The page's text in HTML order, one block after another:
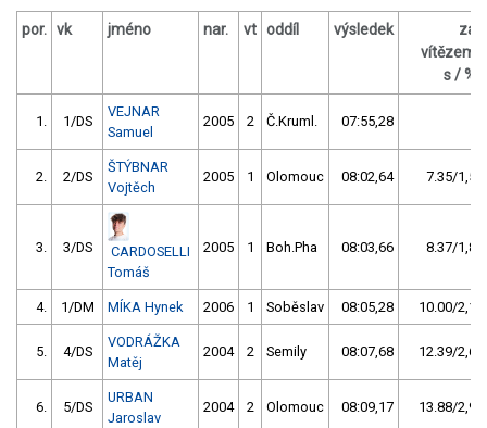
por. vk jméno nar. vt oddíl výsledek
za
vítězem
s / %
1. 1/DS
VEJNAR
Samuel
2005 2 Č.Kruml. 07:55,28
2. 2/DS
ŠTÝBNAR
Vojtěch
2005 1 Olomouc 08:02,64 7.35/1,5
3. 3/DS
CARDOSELLI
Tomáš
2005 1 Boh.Pha 08:03,66 8.37/1,8
4. 1/DM MÍKA Hynek 2006 1 Soběslav 08:05,28 10.00/2,1
5. 4/DS
VODRÁŽKA
Matěj
2004 2 Semily 08:07,68 12.39/2,6
6. 5/DS
URBAN
Jaroslav
2004 2 Olomouc 08:09,17 13.88/2,9